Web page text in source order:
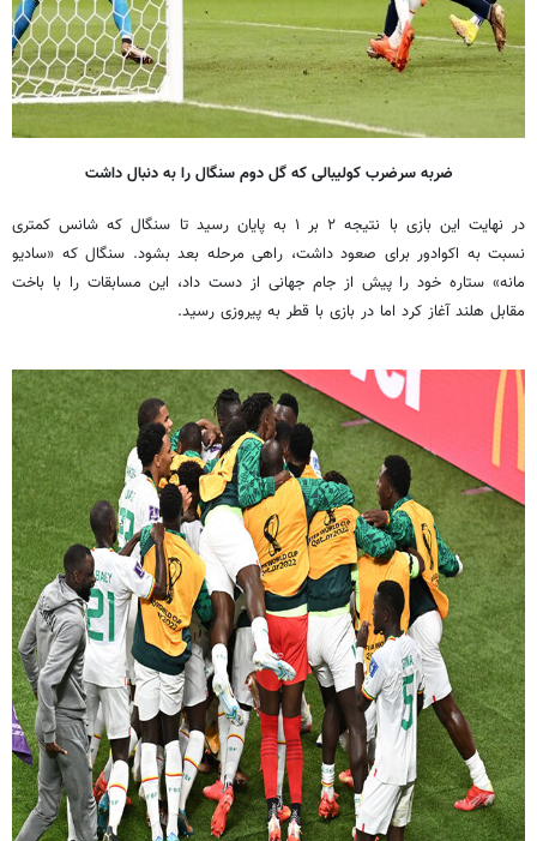
ضربه سرضربکولیبالی که گل دوم سنگال را به دنبال داشت
در نهایت این بازی با نتیجه ۲ بر ۱ به پایان رسید تا سنگال که شانس کمتری
نسبت به اکوادور برای صعود داشت، راهی مرحله بعد بشود. سنگال که «سادیو
مانه» ستاره خود را پیش از جام جهانی از دست داد، این مسابقات را با باخت
مقابل هلند آغاز کرد اما در بازی با قطر به پیروزی رسید.